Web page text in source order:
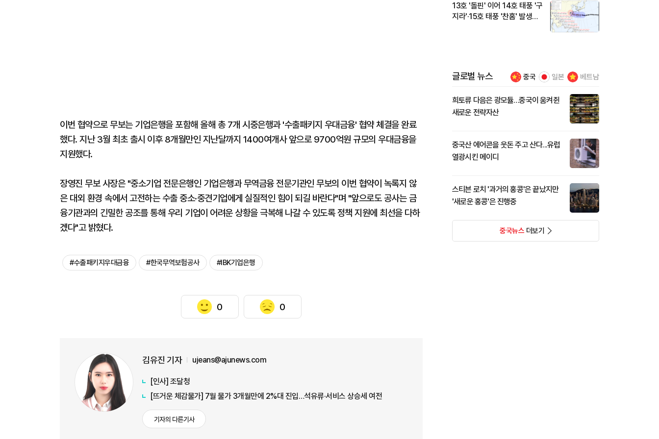
이번 협약으로 무보는 기업은행을 포함해 올해 총 7개 시중은행과 '수출패키지 우대금융' 협약 체결을 완료
했다. 지난 3월 최초 출시 이후 8개월만인 지난달까지 1400여개사 앞으로 9700억원 규모의 우대금융을
지원했다.
장영진 무보 사장은 "중소기업 전문은행인 기업은행과 무역금융 전문기관인 무보의 이번 협약이 녹록지 않
은 대외 환경 속에서 고전하는 수출 중소·중견기업에게 실질적인 힘이 되길 바란다"며 "앞으로도 공사는 금
융기관과의 긴밀한 공조를 통해 우리 기업이 어려운 상황을 극복해 나갈 수 있도록 정책 지원에 최선을 다하
겠다"고 밝혔다.
#수출패키지우대금융 #한국무역보험공사 #IBK기업은행
0 0
김유진 기자 ujeans@ajunews.com
[인사] 조달청
[뜨거운 체감물가] 7월 물가 3개월만에 2%대 진입…석유류·서비스 상승세 여전
기자의 다른기사
13호 '돌핀' 이어 14호 태풍 '구
지라'·15호 태풍 '찬홈' 발생…
글로벌 뉴스 중국 일본 베트남
희토류 다음은 광모듈…중국이 움켜쥔
새로운 전략자산
중국산 에어콘을 웃돈 주고 산다...유럽
열광시킨 메이디
스티븐 로치 '과거의 홍콩'은 끝났지만
'새로운 홍콩'은 진행중
중국뉴스더보기